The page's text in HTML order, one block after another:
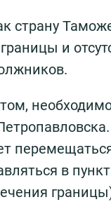
страну
и
в